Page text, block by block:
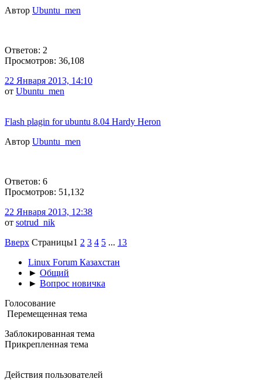
Автор Ubuntu_men
Ответов: 2
Просмотров: 36,108
22 Января 2013, 14:10
от Ubuntu_men
Flash plagin for ubuntu 8.04 Hardy Heron
Автор Ubuntu_men
Ответов: 6
Просмотров: 51,132
22 Января 2013, 12:38
от sotrud_nik
Вверх Страницы1 2 3 4 5 ... 13
Linux Forum Казахстан
► Общий
► Вопрос новичка
Голосование
Перемещенная тема
Заблокированная тема
Прикрепленная тема
Действия пользователей